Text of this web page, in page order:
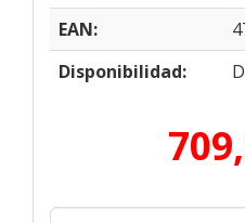
EAN:
Disponibilidad: